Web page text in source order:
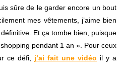
sûre de le garder encore un bout
mes vêtements, j’aime bien
Et ça tombe bien, puisque
pendant 1 an ». Pour ceux
ce défi, j’ai fait une vidéo il y a